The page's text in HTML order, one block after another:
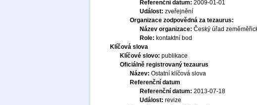
Referenční datum: 2009-01-01
Událost: zveřejnění
Organizace zodpovědná za tezaurus:
Název organizace: Český úřad
Role: kontaktní bod
Klíčová slova
Klíčové slovo: publikace
Oficiálně registrovaný tezaurus
Název: Ostatní klíčová slova
Referenční datum
Referenční datum: 2013-07-18
Událost: revize